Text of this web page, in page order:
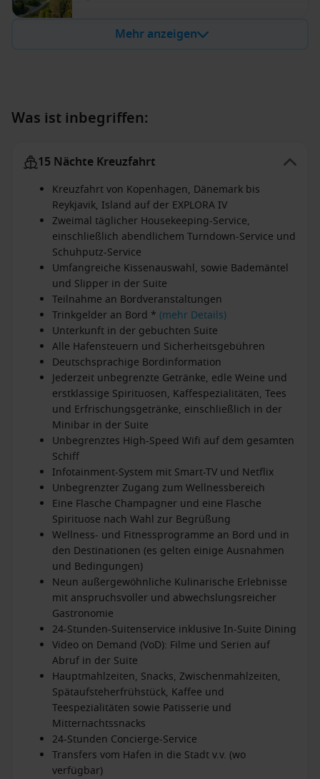
Mehr anzeigen
Was ist inbegriffen:
15 Nächte Kreuzfahrt
Kreuzfahrt von Kopenhagen, Dänemark bis
Reykjavik, Island auf der EXPLORA IV
Zweimal täglicher Housekeeping-Service,
einschließlich abendlichem Turndown-Service und
Schuhputz-Service
Umfangreiche Kissenauswahl, sowie Bademäntel
und Slipper in der Suite
Teilnahme an Bordveranstaltungen
Trinkgelder an Bord * (mehr Details)
Unterkunft in der gebuchten Suite
Alle Hafensteuern und Sicherheitsgebühren
Deutschsprachige Bordinformation
Jederzeit unbegrenzte Getränke, edle Weine und
erstklassige Spirituosen, Kaffespezialitäten, Tees
und Erfrischungsgetränke, einschließlich in der
Minibar in der Suite
Unbegrenztes High-Speed Wifi auf dem gesamten
Schiff
Infotainment-System mit Smart-TV und Netflix
Unbegrenzter Zugang zum Wellnessbereich
Eine Flasche Champagner und eine Flasche
Spirituose nach Wahl zur Begrüßung
Wellness- und Fitnessprogramme an Bord und in
den Destinationen (es gelten einige Ausnahmen
und Bedingungen)
Neun außergewöhnliche Kulinarische Erlebnisse
mit anspruchsvoller und abwechslungsreicher
Gastronomie
24-Stunden-Suitenservice inklusive In-Suite Dining
Video on Demand (VoD): Filme und Serien auf
Abruf in der Suite
Hauptmahlzeiten, Snacks, Zwischenmahlzeiten,
Spätaufsteherfrühstück, Kaffee und
Teespezialitäten sowie Patisserie und
Mitternachtssnacks
24-Stunden Concierge-Service
Transfers vom Hafen in die Stadt v.v. (wo
verfügbar)